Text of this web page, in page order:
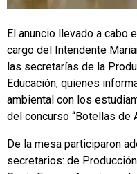
El anuncio llevado a cabo
cargo del Intendente
las secretarías de la
Educación, quienes
ambiental con los
del concurso “Botellas de
De la mesa participaron
secretarios: de